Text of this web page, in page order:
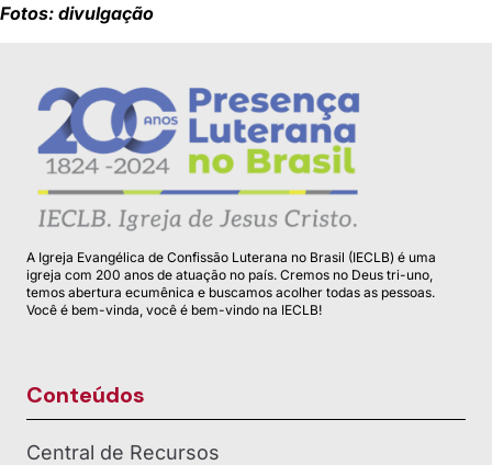
Fotos: divulgação
A Igreja Evangélica de Confissão Luterana no Brasil (IECLB) é uma
igreja com 200 anos de atuação no país. Cremos no Deus tri-uno,
temos abertura ecumênica e buscamos acolher todas as pessoas.
Você é bem-vinda, você é bem-vindo na IECLB!
Conteúdos
Central de Recursos